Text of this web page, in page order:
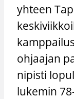
yhteen
ohjaajan
nipisti
lukemin